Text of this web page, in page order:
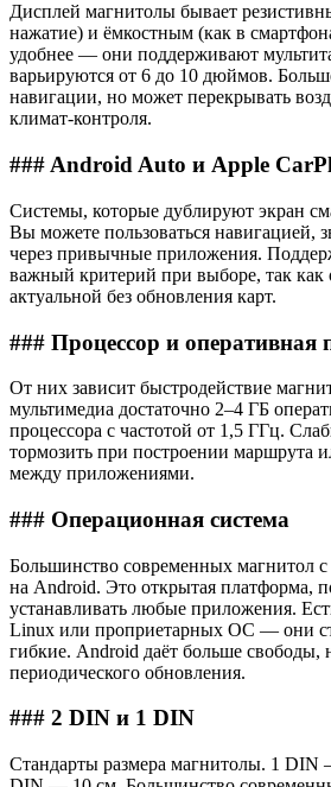
Дисплей магнитолы бывает
нажатие) и ёмкостным (как в
удобнее — они поддерживают
варьируются от 6 до 10 дюймов.
навигации, но может перекрывать
климат-контроля.
### Android Auto и Apple
Системы, которые дублируют экран
Вы можете пользоваться навигацией,
через привычные приложения.
важный критерий при выборе, так
актуальной без обновления карт.
### Процессор и оперативная
От них зависит быстродействие
мультимедиа достаточно 2–4 ГБ
процессора с частотой от 1,5 ГГц.
тормозить при построении маршрута
между приложениями.
### Операционная система
Большинство современных магнитол
на Android. Это открытая платформа,
устанавливать любые приложения.
Linux или проприетарных ОС — они
гибкие. Android даёт больше свободы,
периодического обновления.
### 2 DIN и 1 DIN
Стандарты размера магнитолы. 1 DIN